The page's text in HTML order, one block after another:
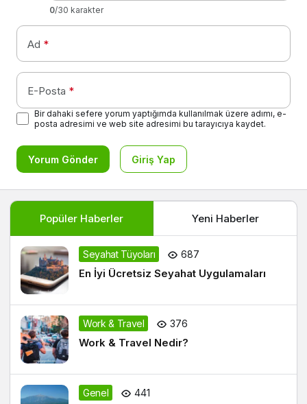
0/30 karakter
Ad *
E-Posta *
Bir dahaki sefere yorum yaptığımda kullanılmak üzere adımı, e-
posta adresimi ve web site adresimi bu tarayıcıya kaydet.
Yorum Gönder Giriş Yap
Popüler Haberler Yeni Haberler
Seyahat Tüyoları 687
En İyi Ücretsiz Seyahat Uygulamaları
Work & Travel 376
Work & Travel Nedir?
Genel 441